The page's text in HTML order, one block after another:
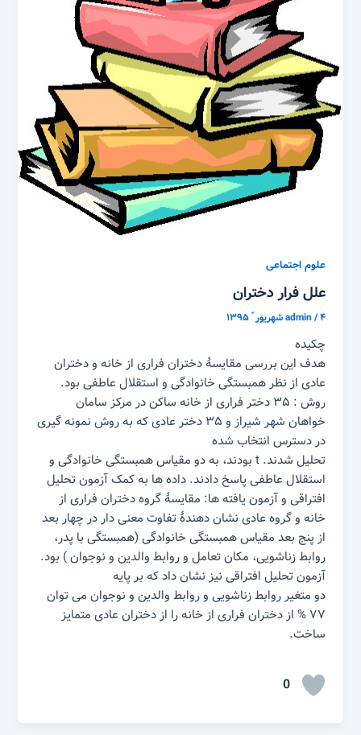
علوم اجتماعی
علل فرار دختران
admin/۴ شهریور ّ ۱۳۹۵
چکیده
هدف این بررسی مقایسۀ دختران فراری از خانه و دختران
عادی از نظر همبستگی خانوادگی و استقلال عاطفی بود.
روش : ۳۵ دختر فراری از خانه ساکن در مرکز سامان
خواهان شهر شیراز و ۳۵ دختر عادی که به روش نمونه گیری
در دسترس انتخاب شده
تحلیل شدند. t بودند، به دو مقیاس همبستگی خانوادگی و
استقلال عاطفی پاسخ دادند. داده ها به کمک آزمون تحلیل
افتراقی و آزمون یافته ها: مقایسۀ گروه دختران فراری از
خانه و گروه عادی نشان دهندۀ تفاوت معنی دار در چهار بعد
از پنج بعد مقیاس همبستگی خانوادگی (همبستگی با پدر،
روابط زناشویی، مکان تعامل و روابط والدین و نوجوان ) بود.
آزمون تحلیل افتراقی نیز نشان داد که بر پایه
دو متغیر روابط زناشویی و روابط والدین و نوجوان می توان
۷۷ % از دختران فراری از خانه را از دختران عادی متمایز
ساخت.
0